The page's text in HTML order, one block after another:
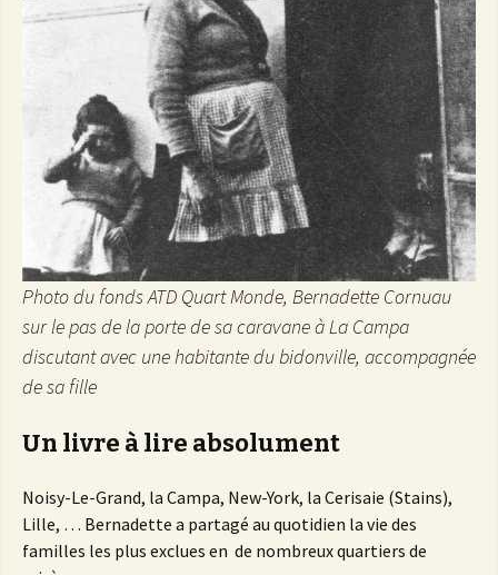
Photo du fonds ATD Quart Monde, Bernadette Cornuau
sur le pas de la porte de sa caravane à La Campa
discutant avec une habitante du bidonville, accompagnée
de sa fille
Un livre à lire absolument
Noisy-Le-Grand, la Campa, New-York, la Cerisaie (Stains),
Lille, … Bernadette a partagé au quotidien la vie des
familles les plus exclues en de nombreux quartiers de